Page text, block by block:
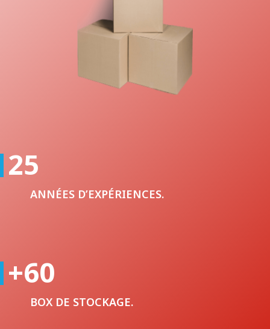
25
ANNÉES D’EXPÉRIENCES.
+60
BOX DE STOCKAGE.